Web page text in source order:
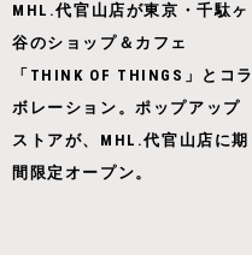
MHL.代官山店が東京・千駄ヶ
谷のショップ＆カフェ
「THINK OF THINGS」とコラ
ボレーション。ポップアップ
ストアが、MHL.代官山店に期
間限定オープン。